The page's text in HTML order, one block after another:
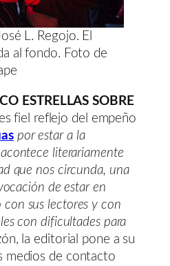
L. Regojo. El
al fondo. Foto de
ESTRELLAS SOBRE
fiel reflejo del empeño
por estar a la
literariamente
que nos circunda, una
de estar en
sus lectores y con
con dificultades para
la editorial pone a su
medios de contacto